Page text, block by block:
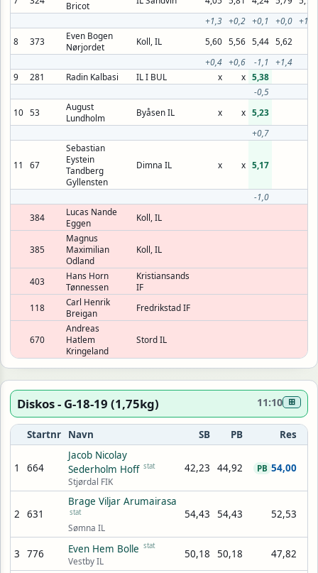
Bricot
+1,3
+0,2 +0,1 +0,0 +1,8
8
373
Even Bogen
Nørjordet
Koll, IL 5,60 5,56 5,44 5,62
+0,4 +0,6 -1,1
+1,4
9
281 Radin Kalbasi IL I BUL x x 5,38
-0,5
10 53
August
Lundholm
Byåsen IL x x 5,23
+0,7
11 67
Sebastian
Eystein
Tandberg
Gyllensten
Dimna IL x x 5,17
-1,0
384
Lucas Nande
Eggen
Koll, IL
385
Magnus
Maximilian
Odland
Koll, IL
403
Hans Horn
Tønnessen
Kristiansands
IF
118
Carl Henrik
Breigan
Fredrikstad IF
670
Andreas
Hatlem
Kringeland
Stord IL
Diskos - G-18-19 (1,75kg) 11:10 ⊞
Startnr Navn SB PB Res
1 664
Jacob Nicolay
Sederholm Hoff stat
Stjørdal FIK
42,23 44,92 54,00
PB
2 631
Brage Viljar Arumairasa
stat
Sømna IL
54,43 54,43 52,53
3 776 Even Hem Bolle stat
Vestby IL
50,18 50,18 47,82